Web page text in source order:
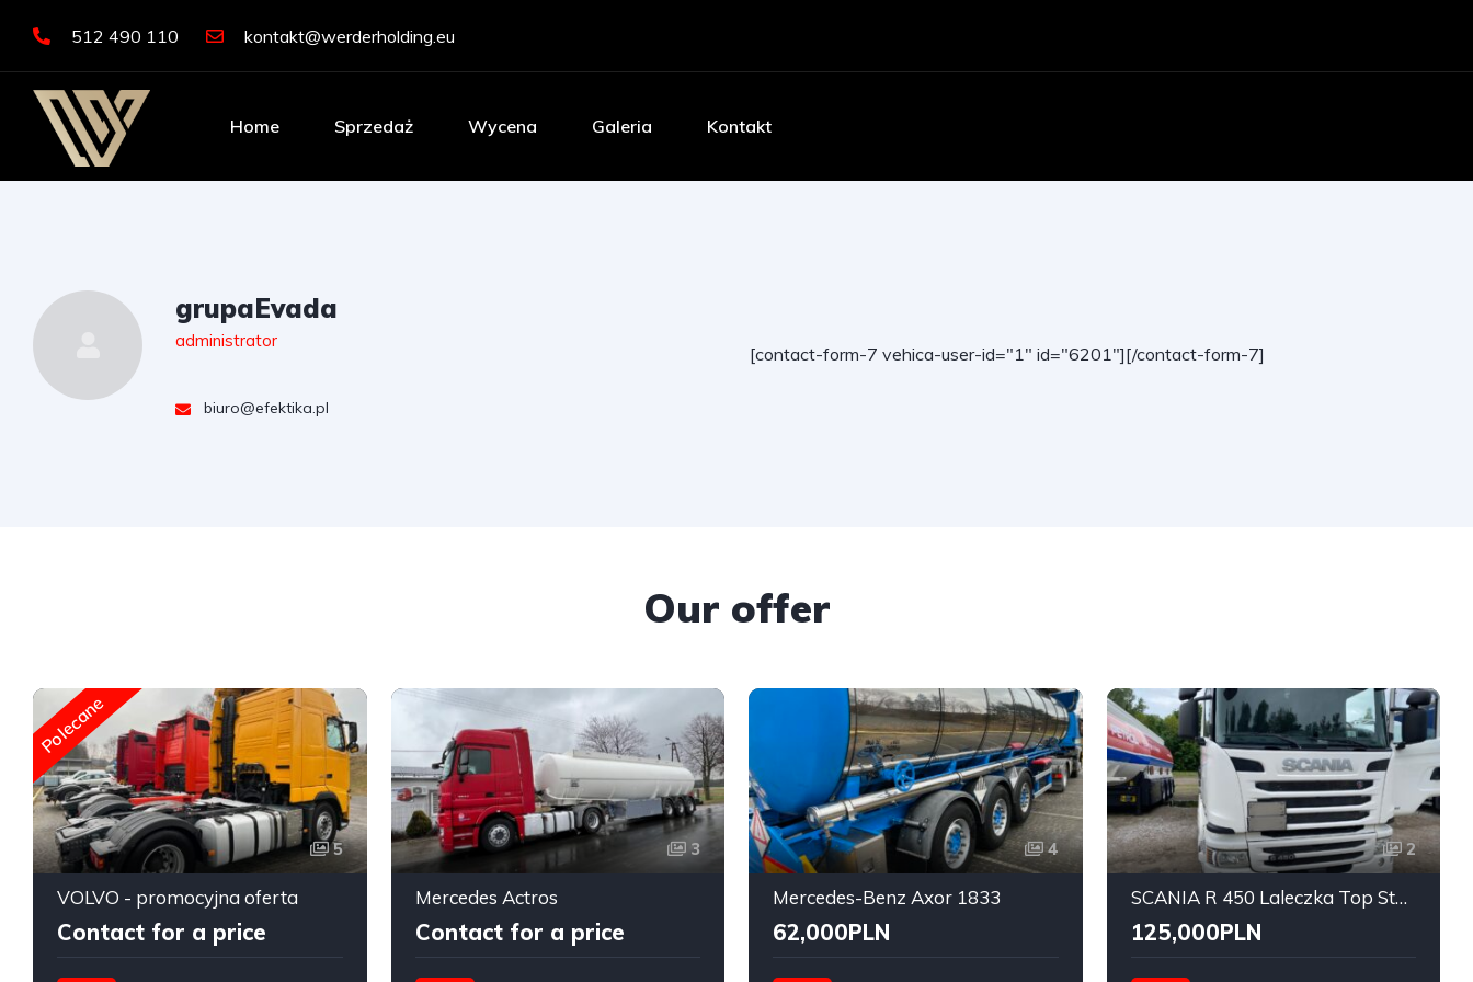
512 490 110 kontakt@werderholding.eu
Home Sprzedaż Wycena Galeria Kontakt
grupaEvada
administrator
biuro@efektika.pl
[contact-form-7 vehica-user-id="1" id="6201"][/contact-form-7]
Our offer
Polecane
5
VOLVO - promocyjna oferta
Contact for a price
3
Mercedes Actros
Contact for a price
4
Mercedes-Benz Axor 1833
62,000PLN
2
SCANIA R 450 Laleczka Top Stan
125,000PLN